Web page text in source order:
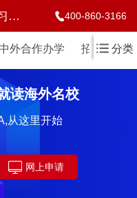
国际硕士达到理想的学习标准顺利完成学业的机会 400-860-3166
中外合作办学 招生简章
分类
读海外名校
从这里开始
网上申请